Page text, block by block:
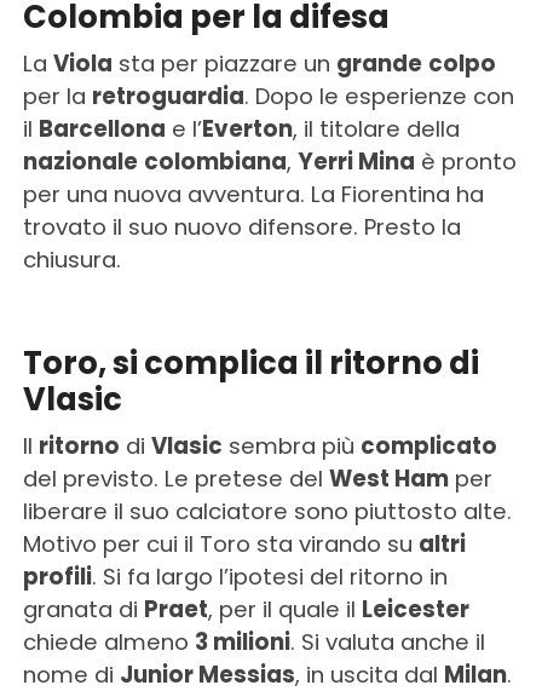
Colombia per la difesa
La Viola sta per piazzare un grande colpo
per la retroguardia. Dopo le esperienze con
il Barcellona e l’Everton, il titolare della
nazionale colombiana, Yerri Mina è pronto
per una nuova avventura. La Fiorentina ha
trovato il suo nuovo difensore. Presto la
chiusura.
Toro, si complica il ritorno di
Vlasic
Il ritorno di Vlasic sembra più complicato
del previsto. Le pretese del West Hamper
liberare il suo calciatore sono piuttosto alte.
Motivo per cui il Toro sta virando su altri
profili. Si fa largo l’ipotesi del ritorno in
granata di Praet, per il quale il Leicester
chiede almeno 3 milioni. Si valuta anche il
nome di Junior Messias, in uscita dal Milan.